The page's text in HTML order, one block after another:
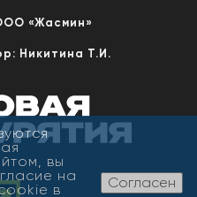
«Жасмин»
Никитина Т.И.
вы
на
в
Согласен